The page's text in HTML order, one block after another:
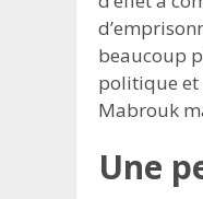
beaucoup
politique et
Mabrouk
Une